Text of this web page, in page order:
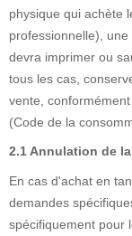
physique qui achète
professionnelle),
devra imprimer ou
tous les cas,
vente,
(Code de la
2.1 Annulation de
En cas d'achat en
demandes
spécifiquement pour